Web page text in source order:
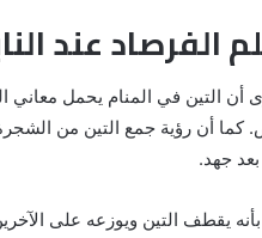
الفرصاد عند
أن التين في المنام يحمل معاني
كما أن رؤية جمع التين من
جهد.
يقطف التين ويوزعه على
الدبر في المنام